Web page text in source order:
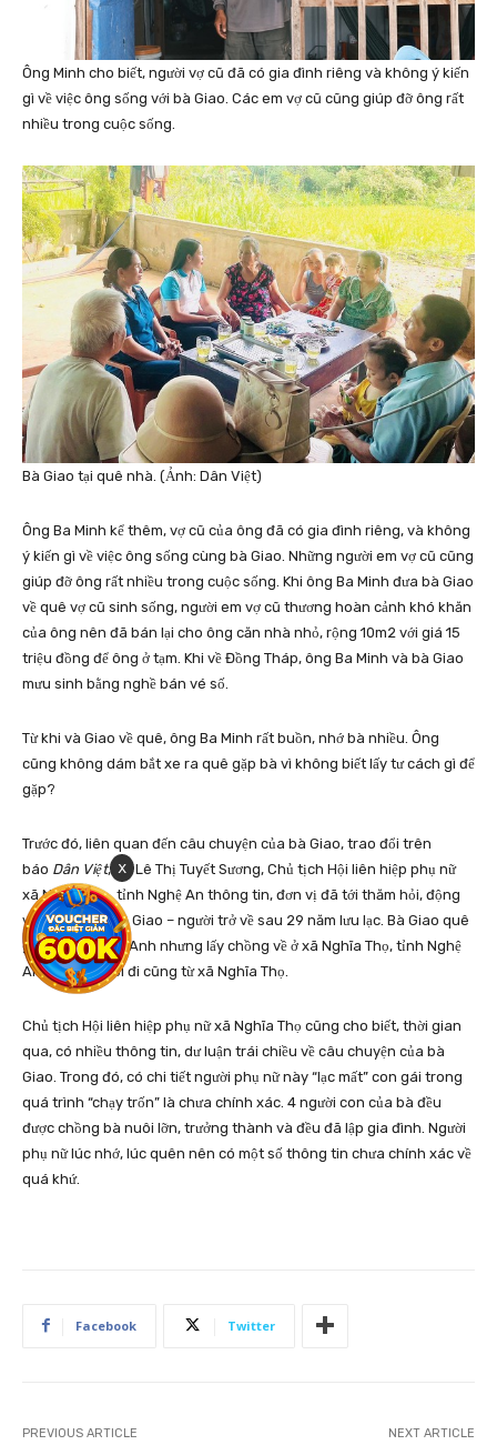
Ông Minh cho biết, người vợ cũ đã có gia đình riêng và không ý kiến
gì về việc ông sống với bà Giao. Các em vợ cũ cũng giúp đỡ ông rất
nhiều trong cuộc sống.
Bà Giao tại quê nhà. (Ảnh: Dân Việt)
Ông Ba Minh kể thêm, vợ cũ của ông đã có gia đình riêng, và không
ý kiến gì về việc ông sống cùng bà Giao. Những người em vợ cũ cũng
giúp đỡ ông rất nhiều trong cuộc sống. Khi ông Ba Minh đưa bà Giao
về quê vợ cũ sinh sống, người em vợ cũ thương hoàn cảnh khó khăn
của ông nên đã bán lại cho ông căn nhà nhỏ, rộng 10m2 với giá 15
triệu đồng để ông ở tạm. Khi về Đồng Tháp, ông Ba Minh và bà Giao
mưu sinh bằng nghề bán vé số.
Từ khi và Giao về quê, ông Ba Minh rất buồn, nhớ bà nhiều. Ông
cũng không dám bắt xe ra quê gặp bà vì không biết lấy tư cách gì để
gặp?
Trước đó, liên quan đến câu chuyện của bà Giao, trao đổi trên
báo Dân Việt, bà Lê Thị Tuyết Sương, Chủ tịch Hội liên hiệp phụ nữ
xã Nghĩa Thọ, tỉnh Nghệ An thông tin, đơn vị đã tới thăm hỏi, động
viên bà Thái Thị Giao – người trở về sau 29 năm lưu lạc. Bà Giao quê
gốc ở xã Quỳnh Anh nhưng lấy chồng về ở xã Nghĩa Thọ, tỉnh Nghệ
An. Ngày bà rời đi cũng từ xã Nghĩa Thọ.
Chủ tịch Hội liên hiệp phụ nữ xã Nghĩa Thọ cũng cho biết, thời gian
qua, có nhiều thông tin, dư luận trái chiều về câu chuyện của bà
Giao. Trong đó, có chi tiết người phụ nữ này “lạc mất” con gái trong
quá trình “chạy trốn” là chưa chính xác. 4 người con của bà đều
được chồng bà nuôi lỡn, trưởng thành và đều đã lập gia đình. Người
phụ nữ lúc nhớ, lúc quên nên có một số thông tin chưa chính xác về
quá khứ.
Facebook Twitter
PREVIOUS ARTICLE NEXT ARTICLE
x